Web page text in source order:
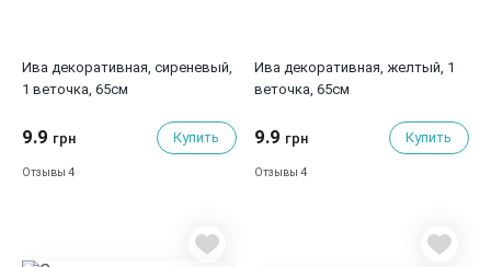
Ива декоративная, сиреневый,
1 веточка, 65см
9.9 грн Купить
Отзывы 4
Ива декоративная, желтый, 1
веточка, 65см
9.9 грн Купить
Отзывы4